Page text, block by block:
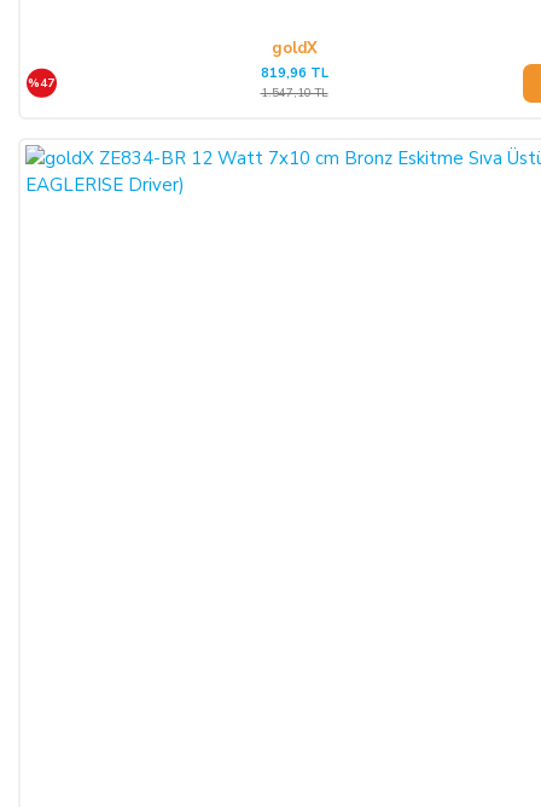
goldX
%47
819,96 TL
1.547,10 TL